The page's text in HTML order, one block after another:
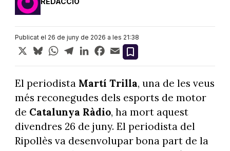
Publicat el 26 de juny de 2026 a les 21:38
X BlueskyWhatsApp
TelegramLinkedInFacebook
Email
El periodista Martí Trilla, una de les veus
més reconegudes dels esports de motor
de Catalunya Ràdio, ha mort aquest
divendres 26 de juny. El periodista del
Ripollès va desenvolupar bona part de la